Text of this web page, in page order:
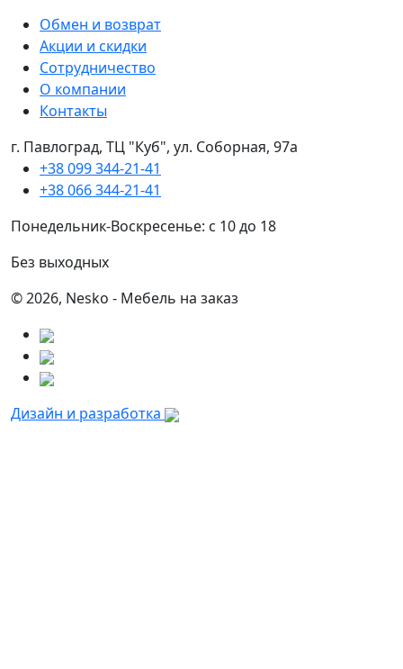
Обмен и возврат
Акции и скидки
Сотрудничество
О компании
Контакты
г. Павлоград, ТЦ "Куб", ул. Соборная, 97а
+38 099 344-21-41
+38 066 344-21-41
Понедельник-Воскресенье: с 10 до 18
Без выходных
© 2026, Nesko - Мебель на заказ
Дизайн и разработка